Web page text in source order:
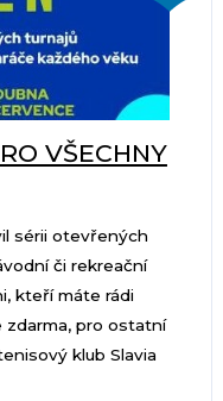
VŠECHNY
sérii otevřených
či rekreační
kteří máte rádi
zdarma, pro ostatní
klub Slavia